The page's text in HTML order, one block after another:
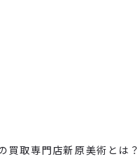
買取専門店新原美術とは？